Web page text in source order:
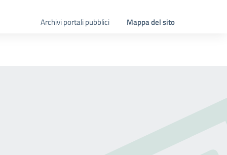
Archivi portali pubblici Mappa del sito